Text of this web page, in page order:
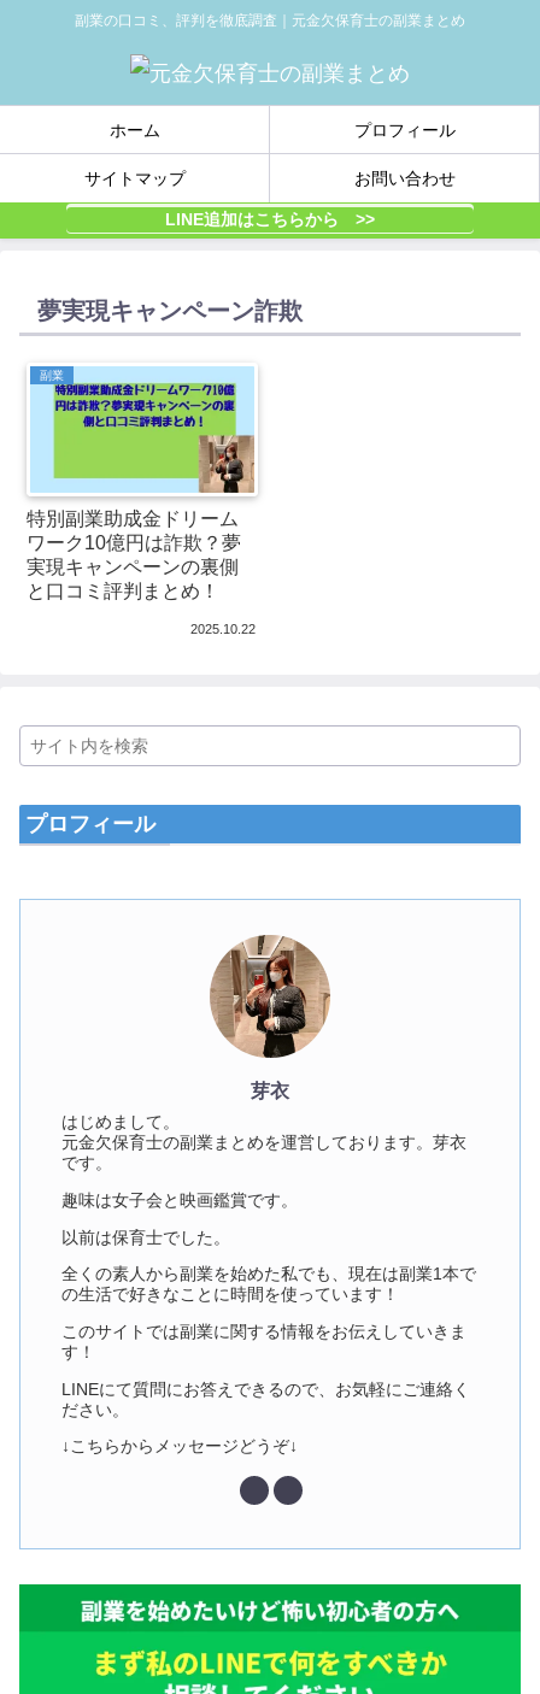
副業の口コミ、評判を徹底調査｜元金欠保育士の副業まとめ
ホーム プロフィール
サイトマップ お問い合わせ
LINE追加はこちらから >>
夢実現キャンペーン詐欺
副業
特別副業助成金ドリーム
ワーク10億円は詐欺？夢
実現キャンペーンの裏側
と口コミ評判まとめ！
2025.10.22
プロフィール
芽衣
はじめまして。
元金欠保育士の副業まとめを運営しております。芽衣
です。
趣味は女子会と映画鑑賞です。
以前は保育士でした。
全くの素人から副業を始めた私でも、現在は副業1本で
の生活で好きなことに時間を使っています！
このサイトでは副業に関する情報をお伝えしていきま
す！
LINEにて質問にお答えできるので、お気軽にご連絡く
ださい。
↓こちらからメッセージどうぞ↓